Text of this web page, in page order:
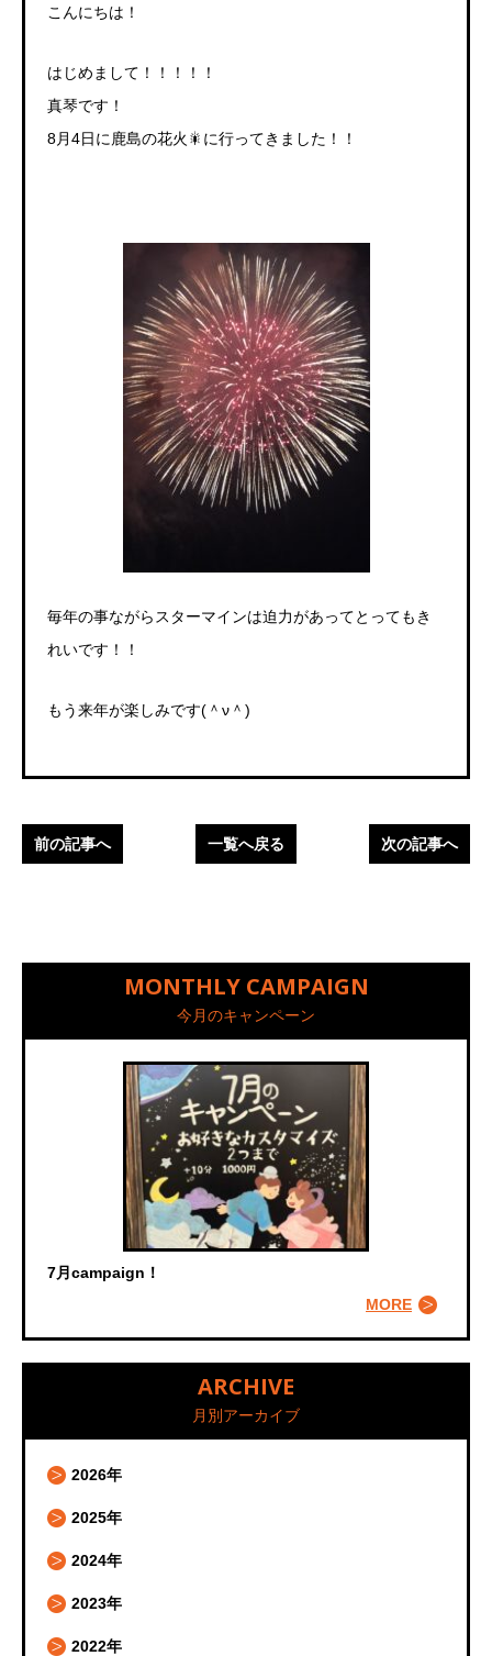
こんにちは！
はじめまして！！！！！
真琴です！
8月4日に鹿島の花火🎇に行ってきました！！
毎年の事ながらスターマインは迫力があってとってもき
れいです！
！
もう来年が楽しみです(＾ν＾)
前の記事へ 一覧へ戻る 次の記事へ
MONTHLY CAMPAIGN
今月のキャンペーン
7月campaign！
MORE
ARCHIVE
月別アーカイブ
2026年
2025年
2024年
2023年
2022年